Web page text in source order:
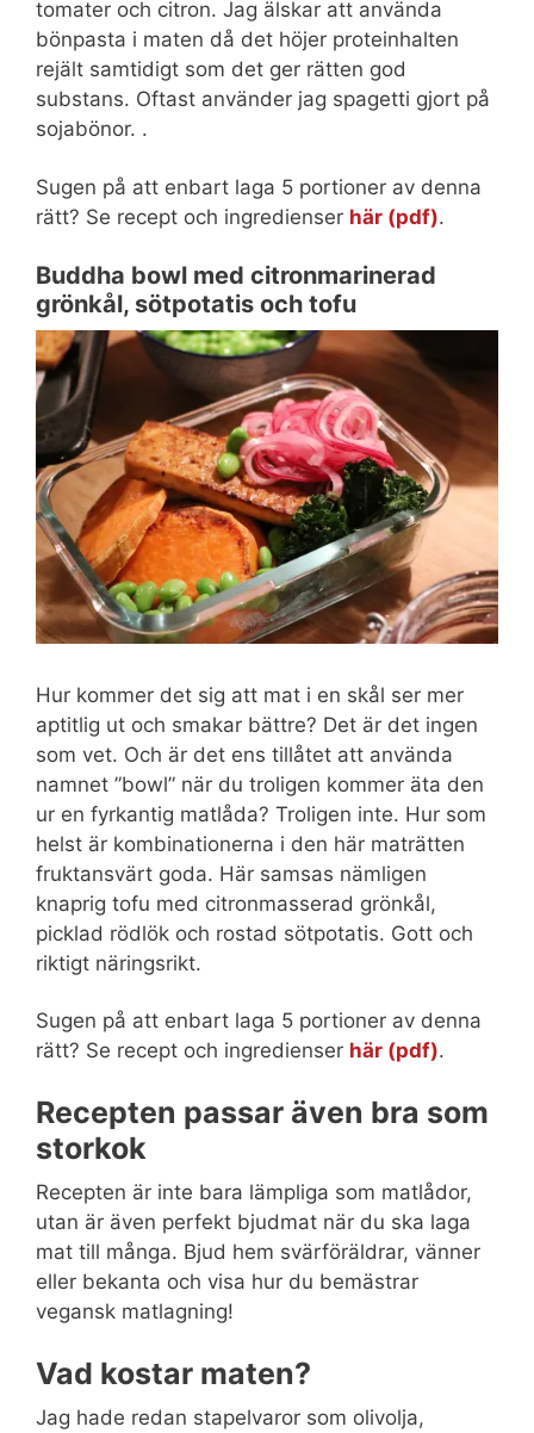
tomater och citron. Jag älskar att använda
bönpasta i maten då det höjer proteinhalten
rejält samtidigt som det ger rätten god
substans. Oftast använder jag spagetti gjort på
sojabönor. .
Sugen på att enbart laga 5 portioner av denna
rätt? Se recept och ingredienser här (pdf).
Buddha bowl med citronmarinerad
grönkål, sötpotatis och tofu
Hur kommer det sig att mat i en skål ser mer
aptitlig ut och smakar bättre? Det är det ingen
som vet. Och är det ens tillåtet att använda
namnet ”bowl” när du troligen kommer äta den
ur en fyrkantig matlåda? Troligen inte. Hur som
helst är kombinationerna i den här maträtten
fruktansvärt goda. Här samsas nämligen
knaprig tofu med citronmasserad grönkål,
picklad rödlök och rostad sötpotatis. Gott och
riktigt näringsrikt.
Sugen på att enbart laga 5 portioner av denna
rätt? Se recept och ingredienser här (pdf).
Recepten passar även bra som
storkok
Recepten är inte bara lämpliga som matlådor,
utan är även perfekt bjudmat när du ska laga
mat till många. Bjud hem svärföräldrar, vänner
eller bekanta och visa hur du bemästrar
vegansk matlagning!
Vad kostar maten?
Jag hade redan stapelvaror som olivolja,